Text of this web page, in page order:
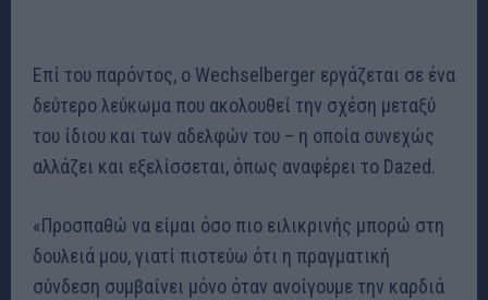
Επί του παρόντος, ο Wechselberger εργάζεται σε ένα
δεύτερο λεύκωμα που ακολουθεί την σχέση μεταξύ
του ίδιου και των αδελφών του – η οποία συνεχώς
αλλάζει και εξελίσσεται, όπως αναφέρει το Dazed.
«Προσπαθώ να είμαι όσο πιο ειλικρινής μπορώ στη
δουλειά μου, γιατί πιστεύω ότι η πραγματική
σύνδεση συμβαίνει μόνο όταν ανοίγουμε την καρδιά